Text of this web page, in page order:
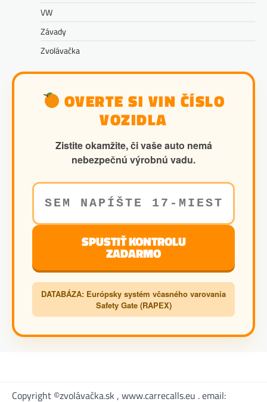
VW
Závady
Zvolávačka
OVERTE SI VIN ČÍSLO
VOZIDLA
Zistite okamžite, či vaše auto nemá
nebezpečnú výrobnú vadu.
SPUSTIŤ KONTROLU
ZADARMO
DATABÁZA: Európsky systém včasného varovania
Safety Gate (RAPEX)
Copyright ©zvolávačka.sk , www.carrecalls.eu . email: